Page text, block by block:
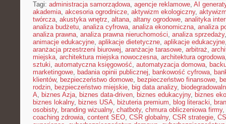
Tagi: administracja samorządowa, agencje reklamowe, AI
akademia, akcesoria ogrodnicze, aktywizm ekologiczny,
twórcza, akustyka wnętrz, altana, altany ogrodowe, analityka
analiza budżetu, analiza cyfrowa, analiza ekonomiczna, analiza
analiza prawna, analiza prawna nieruchomości, analiza sprzedaży
animacje edukacyjne, aplikacje dietetyczne, aplikacje edukacyjne
aranżacja przestrzeni biurowej, aranżacje tarasowe, arbitraż,
miejska, architektura miejska nowoczesna, architektura ogrodowa
sztuki, automatyczna księgowość, automatyzacja domowa,
marketingowe, badania opinii publicznej, bankowość cyfrowa,
klientów, bezpieczeństwo domowe, bezpieczeństwo finansowe,
rodzin, bezpieczeństwo miejskie, big data analizy,
A, biznes Azja, biznes data-driven, biznes edukacyjny, biznes
biznes lokalny, biznes USA, biżuteria premium, blog literacki,
osobisty, branding wizualny, chatboty, chmura obliczeniowa firmy,
coaching zdrowia, content SEO, CSR globalny, CSR strategie,